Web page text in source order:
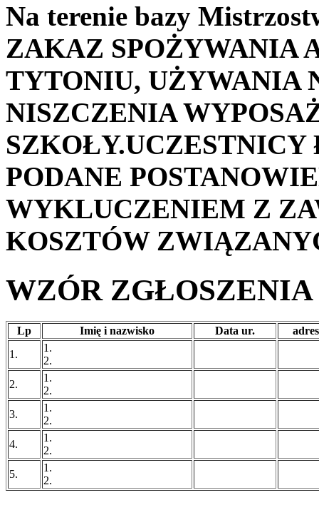
Na terenie bazy
ZAKAZ SPOŻYWANIA
TYTONIU, UŻYWANIA
NISZCZENIA
PODANE
WYKLUCZENIEM Z
KOSZTÓW
WZÓR ZGŁOSZENIA
Lp Imię i nazwisko Data ur.
adres
1.
1.
2.
2.
1.
2.
3.
1.
2.
4.
1.
2.
5.
1.
2.